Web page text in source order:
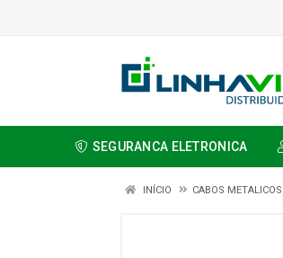
SEGURANCA ELETRONICA
INÍCIO CABOS METALICOS